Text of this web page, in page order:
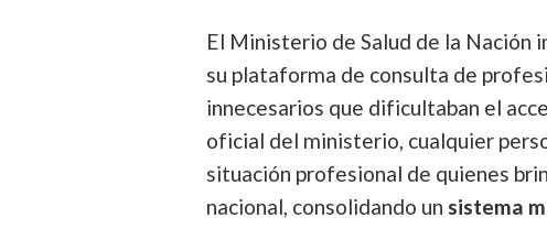
El Ministerio de Salud de la
su plataforma de consulta de
innecesarios que dificultaban el
oficial del ministerio, cualquier
situación profesional de quienes
nacional, consolidando un sistema